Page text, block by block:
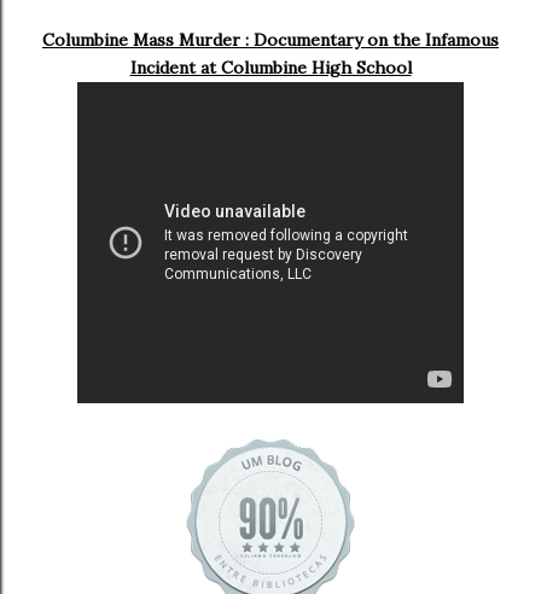
Columbine Mass Murder : Documentary on the Infamous
Incident at Columbine High School